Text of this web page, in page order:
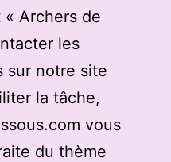
Archers de
les
sur notre site
la tâche,
vous
du thème